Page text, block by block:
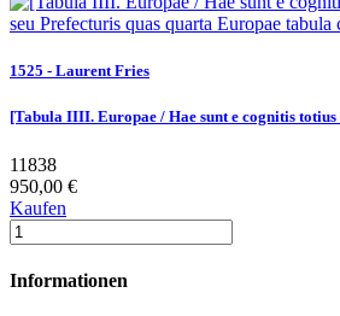
1525 - Laurent Fries
[Tabula IIII. Europae / Hae sunt e cognitis
11838
950,00 €
Kaufen
Informationen